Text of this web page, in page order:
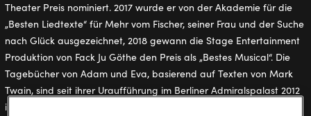
Theater Preis nominiert. 2017 wurde er von der Akademie für die
„Besten Liedtexte“ für Mehr vom Fischer, seiner Frau und der Suche
nach Glück ausgezeichnet, 2018 gewann die Stage Entertainment
Produktion von Fack Ju Göthe den Preis als „Bestes Musical“. Die
Tagebücher von Adam und Eva, basierend auf Texten von Mark
Twain, sind seit ihrer Uraufführung im Berliner Admiralspalast 2012
im gesamten deutschsprachigen Raum zu sehen.